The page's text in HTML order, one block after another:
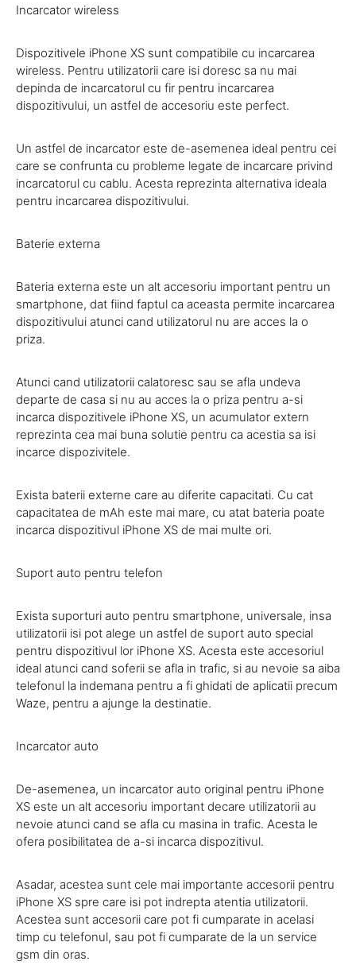
Incarcator wireless
Dispozitivele iPhone XS sunt compatibile cu incarcarea
wireless. Pentru utilizatorii care isi doresc sa nu mai
depinda de incarcatorul cu fir pentru incarcarea
dispozitivului, un astfel de accesoriu este perfect.
Un astfel de incarcator este de-asemenea ideal pentru cei
care se confrunta cu probleme legate de incarcare privind
incarcatorul cu cablu. Acesta reprezinta alternativa ideala
pentru incarcarea dispozitivului.
Baterie externa
Bateria externa este un alt accesoriu important pentru un
smartphone, dat fiind faptul ca aceasta permite incarcarea
dispozitivului atunci cand utilizatorul nu are acces la o
priza.
Atunci cand utilizatorii calatoresc sau se afla undeva
departe de casa si nu au acces la o priza pentru a-si
incarca dispozitivele iPhone XS, un acumulator extern
reprezinta cea mai buna solutie pentru ca acestia sa isi
incarce dispozivitele.
Exista baterii externe care au diferite capacitati. Cu cat
capacitatea de mAh este mai mare, cu atat bateria poate
incarca dispozitivul iPhone XS de mai multe ori.
Suport auto pentru telefon
Exista suporturi auto pentru smartphone, universale, insa
utilizatorii isi pot alege un astfel de suport auto special
pentru dispozitivul lor iPhone XS. Acesta este accesoriul
ideal atunci cand soferii se afla in trafic, si au nevoie sa aiba
telefonul la indemana pentru a fi ghidati de aplicatii precum
Waze, pentru a ajunge la destinatie.
Incarcator auto
De-asemenea, un incarcator auto original pentru iPhone
XS este un alt accesoriu important decare utilizatorii au
nevoie atunci cand se afla cu masina in trafic. Acesta le
ofera posibilitatea de a-si incarca dispozitivul.
Asadar, acestea sunt cele mai importante accesorii pentru
iPhone XS spre care isi pot indrepta atentia utilizatorii.
Acestea sunt accesorii care pot fi cumparate in acelasi
timp cu telefonul, sau pot fi cumparate de la un service
gsm din oras.